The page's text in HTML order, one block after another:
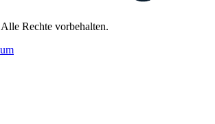
Rechte vorbehalten.